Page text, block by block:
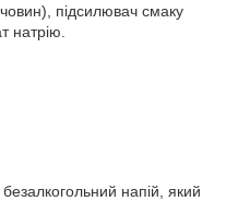
підсилювач смаку
натрію.
напій, який